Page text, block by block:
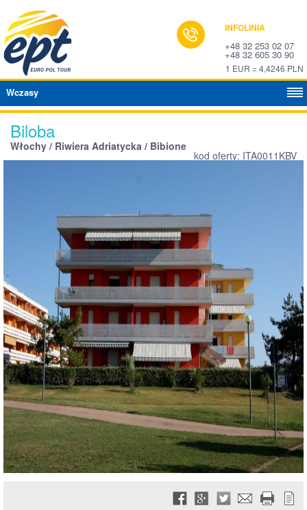
INFOLINIA
+48 32 253 02 07
+48 32 605 30 90
1 EUR = 4,4246 PLN
Wczasy
Biloba
Włochy / Riwiera Adriatycka / Bibione
kod oferty: ITA0011KBV